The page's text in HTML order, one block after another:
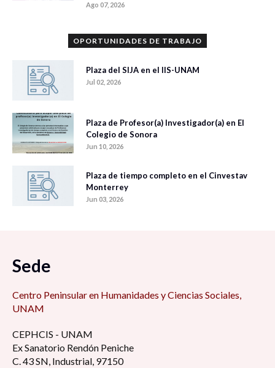
Ago 07, 2026
OPORTUNIDADES DE TRABAJO
Plaza del SIJA en el IIS-UNAM
Jul 02, 2026
Plaza de Profesor(a) Investigador(a) en El
Colegio de Sonora
Jun 10, 2026
Plaza de tiempo completo en el Cinvestav
Monterrey
Jun 03, 2026
Sede
Centro Peninsular en Humanidades y Ciencias Sociales,
UNAM
CEPHCIS - UNAM
Ex Sanatorio Rendón Peniche
C. 43 SN, Industrial, 97150